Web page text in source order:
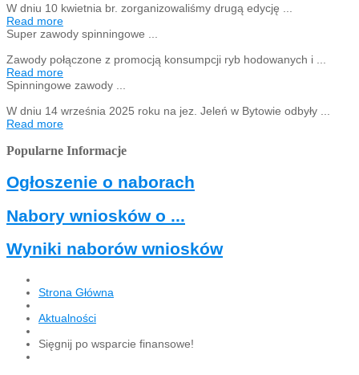
W dniu 10 kwietnia br. zorganizowaliśmy drugą edycję ...
Read more
Super zawody spinningowe ...
Zawody połączone z promocją konsumpcji ryb hodowanych i ...
Read more
Spinningowe zawody ...
W dniu 14 września 2025 roku na jez. Jeleń w Bytowie odbyły ...
Read more
Popularne Informacje
Ogłoszenie o naborach
Nabory wniosków o ...
Wyniki naborów wniosków
Strona Główna
Aktualności
Sięgnij po wsparcie finansowe!